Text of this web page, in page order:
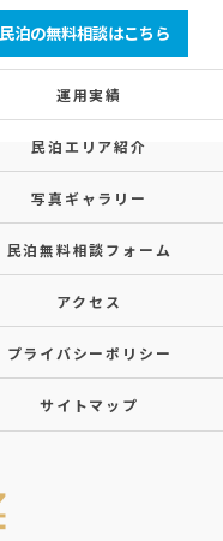
民泊の無料相談はこちら
運用実績
民泊エリア紹介
写真ギャラリー
民泊無料相談フォーム
アクセス
プライバシーポリシー
サイトマップ